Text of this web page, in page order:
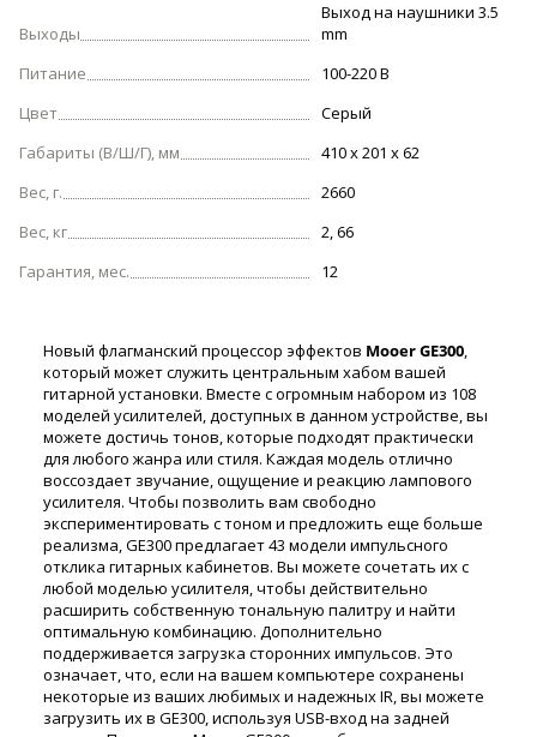
Выходы
Выход на наушники 3.5
mm
Питание
100-220 В
Цвет
Серый
Габариты (В/Ш/Г), мм
410 х 201 х 62
Вес, г.
2660
Вес, кг
2, 66
Гарантия, мес.
12
Новый флагманский процессор эффектов Mooer GE300,
который может служить центральным хабом вашей
гитарной установки. Вместе с огромным набором из 108
моделей усилителей, доступных в данном устройстве, вы
можете достичь тонов, которые подходят практически
для любого жанра или стиля. Каждая модель отлично
воссоздает звучание, ощущение и реакцию лампового
усилителя. Чтобы позволить вам свободно
экспериментировать с тоном и предложить еще больше
реализма, GE300 предлагает 43 модели импульсного
отклика гитарных кабинетов. Вы можете сочетать их с
любой моделью усилителя, чтобы действительно
расширить собственную тональную палитру и найти
оптимальную комбинацию. Дополнительно
поддерживается загрузка сторонних импульсов. Это
означает, что, если на вашем компьютере сохранены
некоторые из ваших любимых и надежных IR, вы можете
загрузить их в GE300, используя USB-вход на задней